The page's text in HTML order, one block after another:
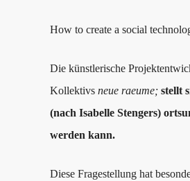
How to create a social
Die künstlerische
Kollektivs neue raeume; stellt
(nach Isabelle Stengers)
werden kann.
Diese Fragestellung hat